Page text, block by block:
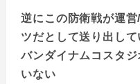
逆にこの防衛戦が運
ツだとして送り出して
バンダイナムコスタ
いない